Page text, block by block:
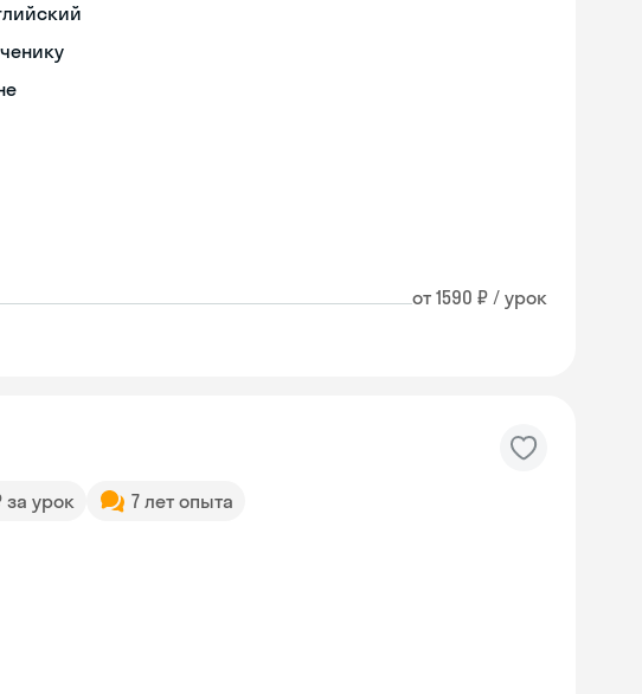
от 1590 ₽ / урок
за урок 7 лет опыта